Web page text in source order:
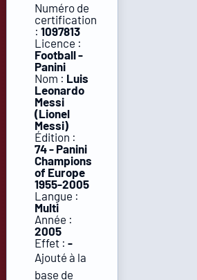
Numéro de
certification
: 1097813
Licence :
Football -
Panini
Nom : Luis
Leonardo
Messi
(Lionel
Messi)
Édition :
74 - Panini
Champions
of Europe
1955-2005
Langue :
Multi
Année :
2005
Effet : -
Ajouté à la
base de